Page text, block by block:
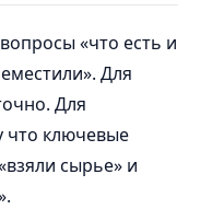
«что есть и
Для
Для
что ключевые
сырье» и